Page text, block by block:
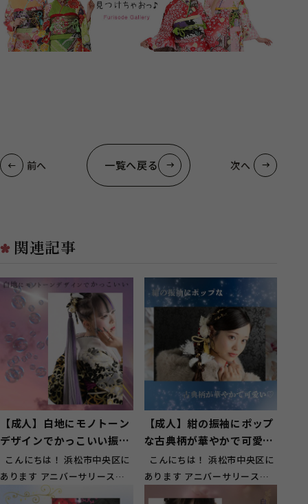
前へ 一覧へ戻る 次へ
関連記事
【成人】白地にモノトーン
デザインでかっこいい振袖
姿！【浜名区横須賀】
こんにちは！ 浜松市中央区に
あります アニバーサリースタ
ジオ ガーネット浜松店です！
【成人】紺の振袖にポップ
な古典柄が華やかで可愛
い！【浜名区小松】
こんにちは！ 浜松市中央区に
あります アニバーサリースタ
ジオ ガーネット浜松店です！